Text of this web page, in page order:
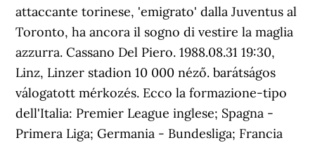
attaccante torinese, 'emigrato' dalla Juventus al
Toronto, ha ancora il sogno di vestire la maglia
azzurra. Cassano Del Piero. 1988.08.31 19:30,
Linz, Linzer stadion 10 000 néző. barátságos
válogatott mérkozés. Ecco la formazione-tipo
dell'Italia: Premier League inglese; Spagna -
Primera Liga; Germania - Bundesliga; Francia